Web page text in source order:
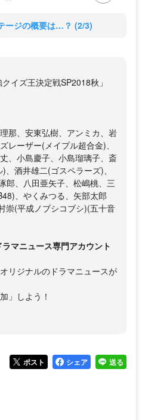
ージの概要は…？ (2/3)
イズ王決定戦SP2018秋」
那、安東弘樹、アンミカ、岩
レーザー(メイプル超合金)、
、小島慶子、小島瑠璃子、斎
酒井雄二(ゴスペラーズ)、
郎、八田亜矢子、松嶋桃、三
、やくみつる、矢部太郎
崇(平成ノブシコブシ)(五十音
マニュース専門アカウント
リジナルのドラマニュースが
」しよう！
ポスト シェア 送る